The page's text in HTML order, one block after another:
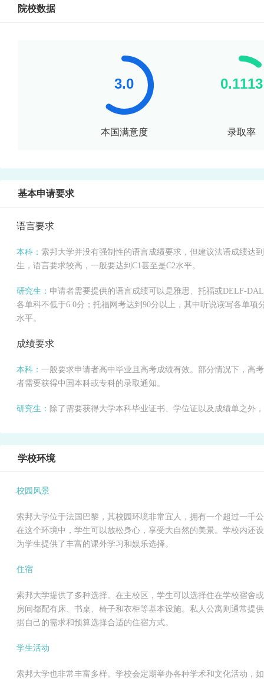
院校数据
本国满意度 录取率
基本申请要求
语言要求
本科： 索邦大学并没有强制性的语言成绩要求，但建议法语成绩达
生，语言要求较高，一般要达到C1甚至是C2水平。
研究生： 申请者需要提供的语言成绩可以是雅思、托福或DELF-
各单科不低于6.0分；托福网考达到90分以上，其中听说读写各单
水平。
成绩要求
本科： 一般要求申请者高中毕业且高考成绩有效。部分情况下，高
者需要获得中国本科或专科的录取通知。
研究生： 除了需要获得大学本科毕业证书、学位证以及成绩单之外
学校环境
校园风景
索邦大学位于法国巴黎，其校园环境非常宜人，拥有一个超过一千
在这个环境中，学生可以放松身心，享受大自然的美景。学校内还
为学生提供了丰富的课外学习和娱乐选择。
住宿
索邦大学提供了多种选择。在主校区，学生可以选择住在学校宿舍
房间都配有床、书桌、椅子和衣柜等基本设施。私人公寓则通常提
据自己的需求和预算选择合适的住宿方式。
学生活动
索邦大学也非常丰富多样。学校会定期举办各种学术和文化活动，